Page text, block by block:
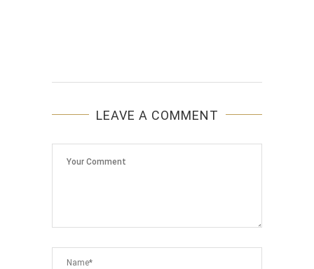
LEAVE A COMMENT